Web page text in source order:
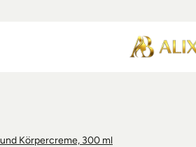
Körpercreme, 300 ml